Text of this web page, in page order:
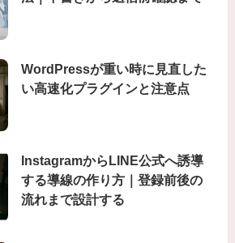
WordPressが重い時に見直した
い高速化プラグインと注意点
InstagramからLINE公式へ誘導
する導線の作り方｜登録前後の
流れまで設計する